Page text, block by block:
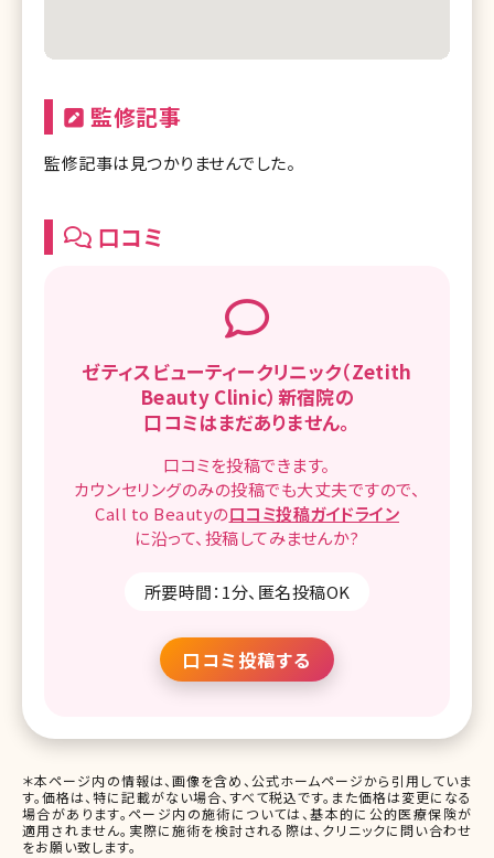
監修記事
監修記事は見つかりませんでした。
口コミ
ゼティスビューティークリニック（Zetith
Beauty Clinic）新宿院の
口コミはまだありません。
口コミを投稿できます。
カウンセリングのみの投稿でも大丈夫ですので、
Call to Beautyの口コミ投稿ガイドライン
に沿って、投稿してみませんか?
所要時間：1分、匿名投稿OK
口コミ投稿する
＊本ページ内の情報は、画像を含め、公式ホームページから引用していま
す。価格は、特に記載がない場合、すべて税込です。また価格は変更になる
場合があります。ページ内の施術については、基本的に公的医療保険が
適用されません。実際に施術を検討される際は、クリニックに問い合わせ
をお願い致します。